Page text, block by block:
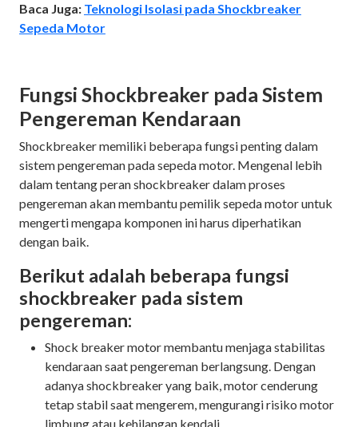
Baca Juga: Teknologi Isolasi pada Shockbreaker
Sepeda Motor
Fungsi Shockbreaker pada Sistem
Pengereman Kendaraan
Shockbreaker memiliki beberapa fungsi penting dalam
sistem pengereman pada sepeda motor. Mengenal lebih
dalam tentang peran shockbreaker dalam proses
pengereman akan membantu pemilik sepeda motor untuk
mengerti mengapa komponen ini harus diperhatikan
dengan baik.
Berikut adalah beberapa fungsi
shockbreaker pada sistem
pengereman:
Shock breaker motor membantu menjaga stabilitas
kendaraan saat pengereman berlangsung. Dengan
adanya shockbreaker yang baik, motor cenderung
tetap stabil saat mengerem, mengurangi risiko motor
limbung atau kehilangan kendali.